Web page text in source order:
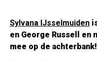
Sylvana IJsselmuiden
en George Russell en
mee op de achterbank!